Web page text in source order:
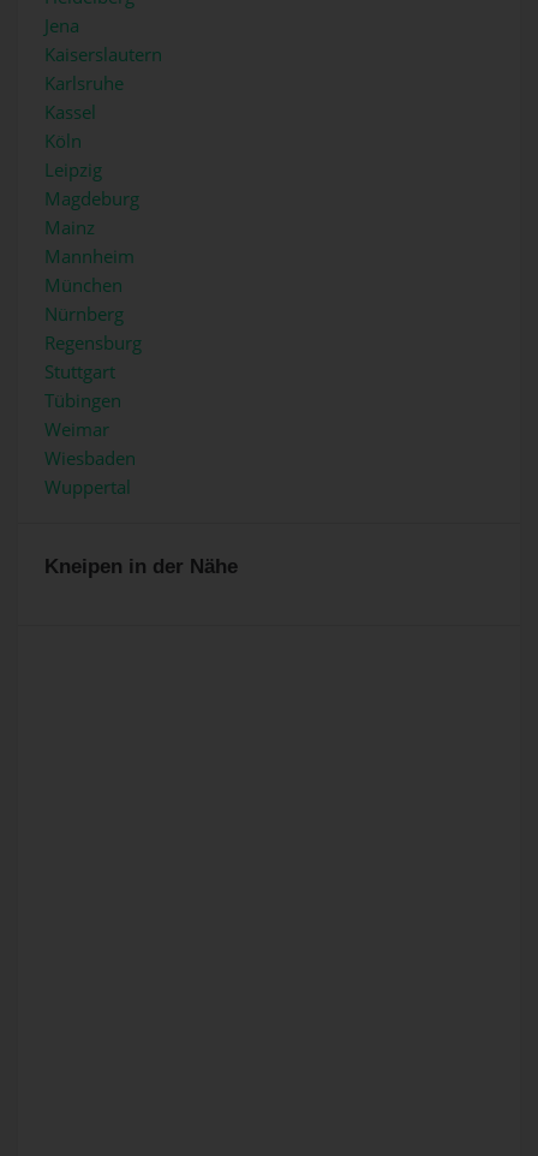
Jena
Kaiserslautern
Karlsruhe
Kassel
Köln
Leipzig
Magdeburg
Mainz
Mannheim
München
Nürnberg
Regensburg
Stuttgart
Tübingen
Weimar
Wiesbaden
Wuppertal
Kneipen in der Nähe